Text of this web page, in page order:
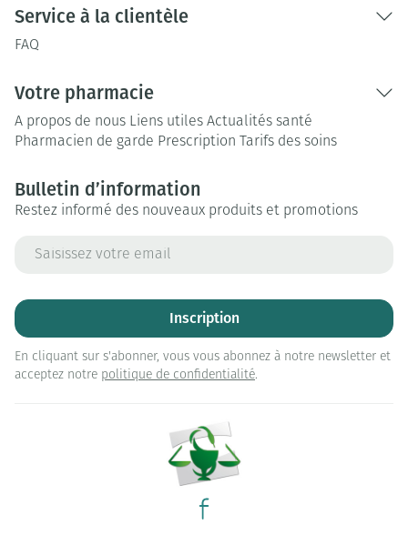
Service à la clientèle
FAQ
Votre pharmacie
A propos de nous Liens utiles Actualités santé
Pharmacien de garde Prescription Tarifs des soins
Bulletin d’information
Restez informé des nouveaux produits et promotions
Inscription
En cliquant sur s'abonner, vous vous abonnez à notre newsletter et
acceptez notre politique de confidentialité.